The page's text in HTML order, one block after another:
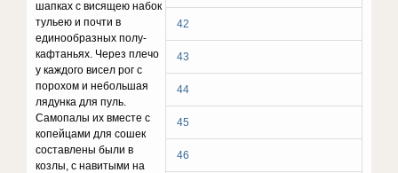
42
43
44
45
46
шапках с висящею набок
тульею и почти в
единообразных полу­
кафтаньях. Через плечо
у каждого висел рог с
порохом и небольшая
лядунка для пуль.
Самопалы их вместе с
копейцами для сошек
составлены были в
козлы, с нави­тыми на